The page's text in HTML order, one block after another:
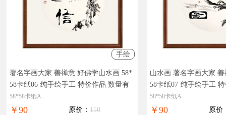
手绘
著名字画大家 善禅意 好佛学山水画 58*
58卡纸06 纯手绘手工 特价作品 数量有
限 价格优惠 时间有限
58*58卡纸A
￥90 原价： 150
山水画 著名字画大家
58卡纸07 纯手绘手工
限 价格优惠 时间有限
58*58卡纸A
￥90 原价